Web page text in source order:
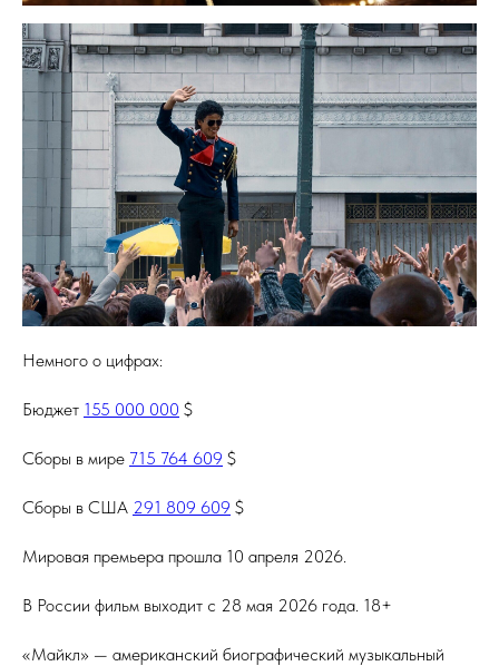
Немного о цифрах:
Бюджет 155 000 000 $
Сборы в мире 715 764 609 $
Сборы в США 291 809 609 $
Мировая премьера прошла 10 апреля 2026.
В России фильм выходит с 28 мая 2026 года. 18+
«Майкл» — американский биографический музыкальный